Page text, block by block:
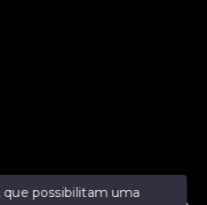
que possibilitam uma